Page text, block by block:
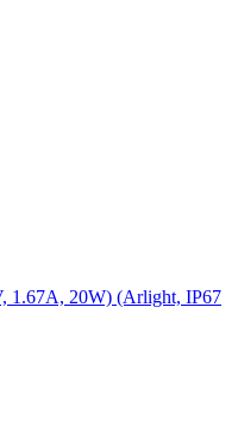
1.67A, 20W) (Arlight, IP67